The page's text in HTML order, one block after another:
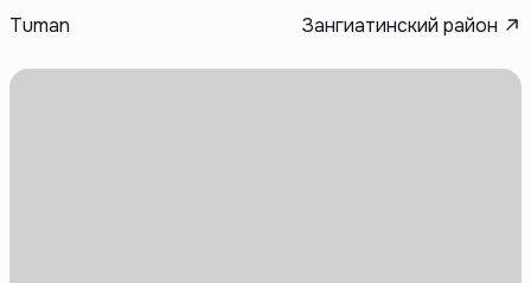
Tuman Зангиатинский район